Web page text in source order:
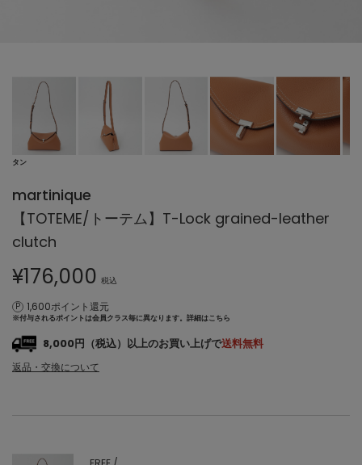
タン
martinique
【TOTEME/トーテム】T-Lock grained-leather
clutch
¥176,000 税込
1,600ポイント還元
※付与されるポイントは会員クラス毎に異なります。 詳細はこちら
8,000円（税込）以上のお買い上げで送料無料
返品・交換について